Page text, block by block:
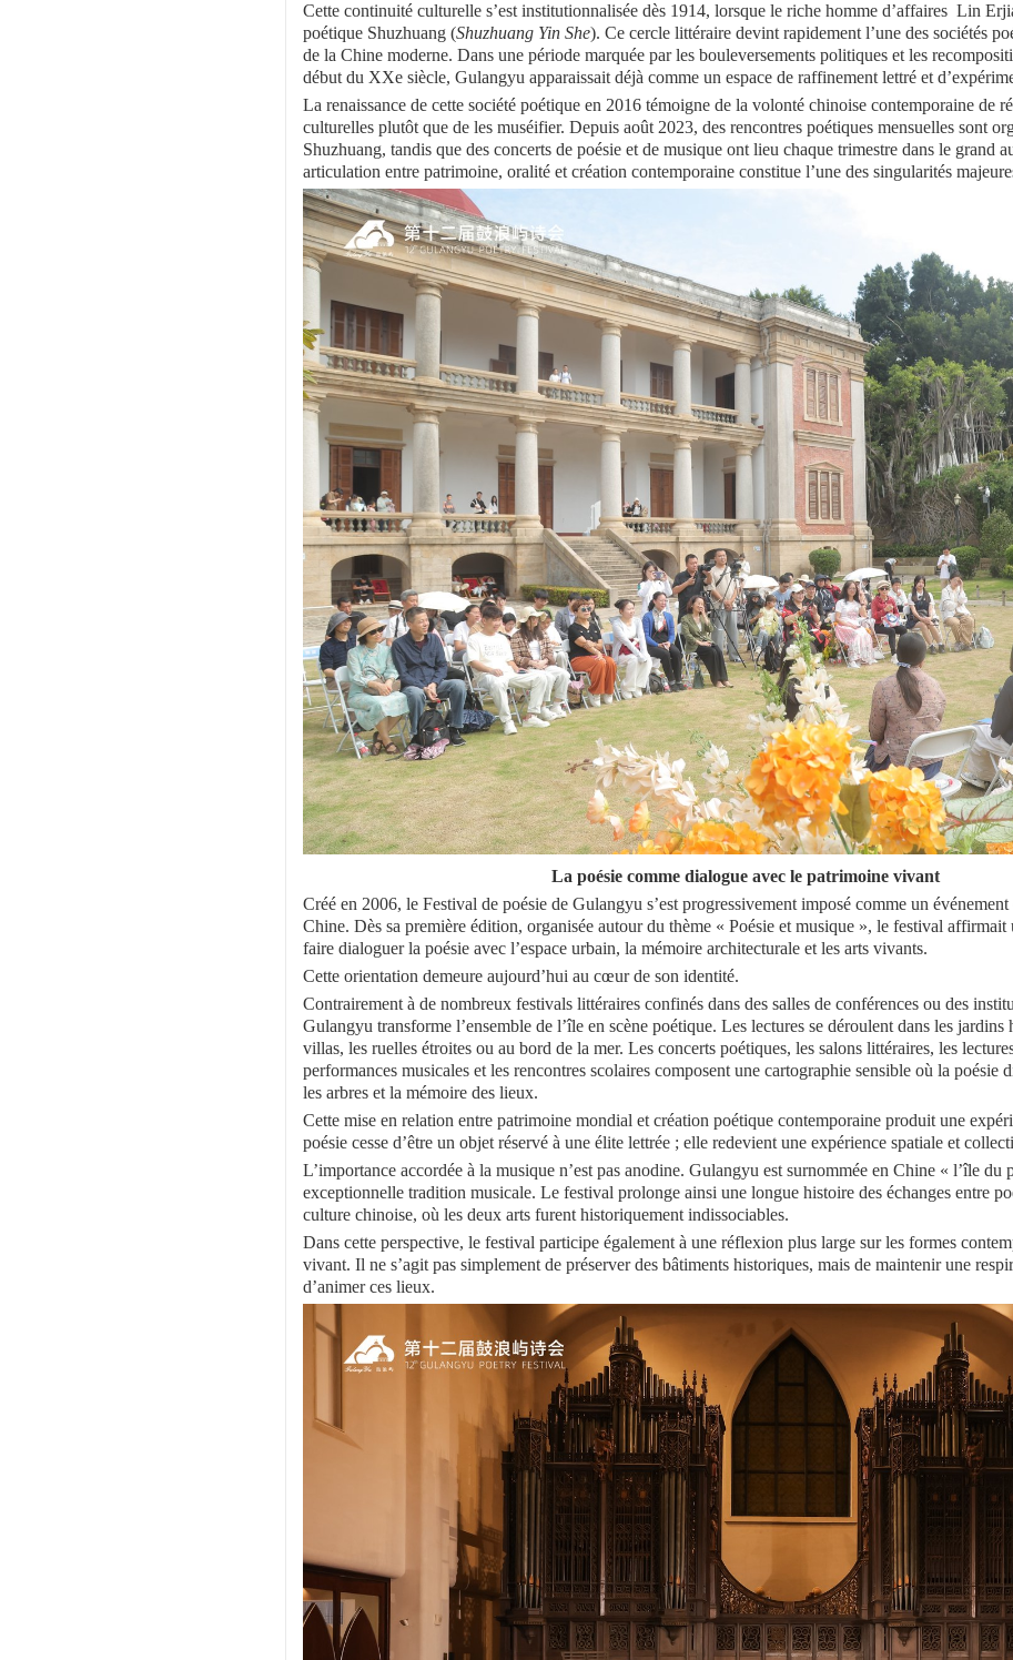
Cette continuité culturelle s’est institutionnalisée dès 1914, lorsque le riche homme d’affaires Lin
poétique Shuzhuang (Shuzhuang Yin She). Ce cercle littéraire devint rapidement l’une des sociétés
de la Chine moderne. Dans une période marquée par les bouleversements politiques et les
début du XXe siècle, Gulangyu apparaissait déjà comme un espace de raffinement lettré et
La renaissance de cette société poétique en 2016 témoigne de la volonté chinoise contemporaine de
culturelles plutôt que de les muséifier. Depuis août 2023, des rencontres poétiques mensuelles sont
Shuzhuang, tandis que des concerts de poésie et de musique ont lieu chaque trimestre dans le grand
articulation entre patrimoine, oralité et création contemporaine constitue l’une des singularités
La poésie comme dialogue avec le patrimoine vivant
Créé en 2006, le Festival de poésie de Gulangyu s’est progressivement imposé comme un
Chine. Dès sa première édition, organisée autour du thème « Poésie et musique », le festival affirmait
faire dialoguer la poésie avec l’espace urbain, la mémoire architecturale et les arts vivants.
Cette orientation demeure aujourd’hui au cœur de son identité.
Contrairement à de nombreux festivals littéraires confinés dans des salles de conférences ou des
Gulangyu transforme l’ensemble de l’île en scène poétique. Les lectures se déroulent dans les jardins
villas, les ruelles étroites ou au bord de la mer. Les concerts poétiques, les salons littéraires, les
performances musicales et les rencontres scolaires composent une cartographie sensible où la poésie
les arbres et la mémoire des lieux.
Cette mise en relation entre patrimoine mondial et création poétique contemporaine produit une
poésie cesse d’être un objet réservé à une élite lettrée ; elle redevient une expérience spatiale et
L’importance accordée à la musique n’est pas anodine. Gulangyu est surnommée en Chine « l’île du
exceptionnelle tradition musicale. Le festival prolonge ainsi une longue histoire des échanges entre
culture chinoise, où les deux arts furent historiquement indissociables.
Dans cette perspective, le festival participe également à une réflexion plus large sur les formes
vivant. Il ne s’agit pas simplement de préserver des bâtiments historiques, mais de maintenir une
d’animer ces lieux.